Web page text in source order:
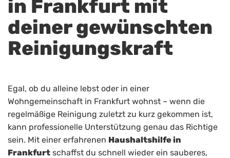
in Frankfurt mit
deiner gewünschten
Reinigungskraft
Egal, ob du alleine lebst oder in einer
Wohngemeinschaft in Frankfurt wohnst – wenn die
regelmäßige Reinigung zuletzt zu kurz gekommen ist,
kann professionelle Unterstützung genau das Richtige
sein. Mit einer erfahrenen Haushaltshilfe in
Frankfurt schaffst du schnell wieder ein sauberes,